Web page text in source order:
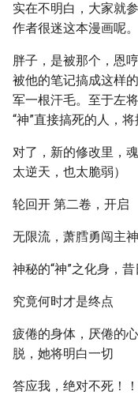
实在不明白，大家就
作者很迷这本漫画呢。
胖子，是被那个，恩
被他的笔记搞成这样
军一根汗毛。至于左
“神”直接搞死的人，将
对了，新的修改里，
太逆天，也太脆弱）
轮回开 第二卷，开启
无限流，萧膤勇闯主
神秘的“神”之化身，
究竟何时才是终点
疲倦的身体，厌倦的
脱，她将明白一切
答应我，绝对不死！